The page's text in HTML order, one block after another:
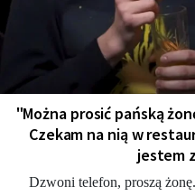
"Można prosić pańską
Czekam na nią w
jestem
Dzwoni telefon, proszą